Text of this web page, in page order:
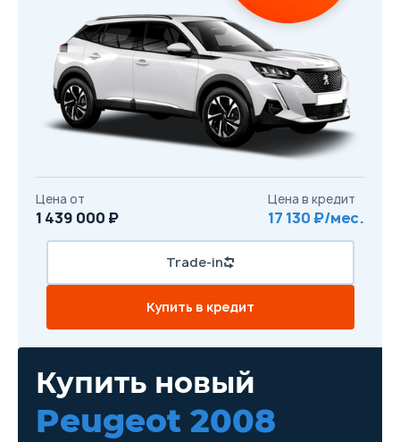
8 800 500-03-23
с 08:00 по 20:00, без выходных
Привольная улица, 2, к5
Перезвоните мне
Купить новый
Peugeot 2008
Цена от
1 439 000 ₽
Цена в кредит
17 130 ₽/мес.
Trade-in
Купить в кредит